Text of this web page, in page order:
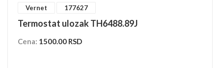
Vernet 177627
Termostat ulozak TH6488.89J
Cena: 1500.00 RSD